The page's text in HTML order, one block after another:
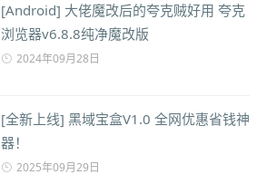
[Android] 大佬魔改后的夸克贼好用 夸克
浏览器v6.8.8纯净魔改版
2024年09月28日
[全新上线] 黑域宝盒V1.0 全网优惠省钱神
器！
2025年09月29日